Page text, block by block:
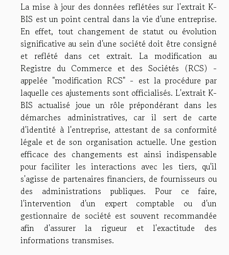
La mise à jour des données reflétées sur l'extrait K-
BIS est un point central dans la vie d'une entreprise.
En effet, tout changement de statut ou évolution
significative au sein d'une société doit être consigné
et reflété dans cet extrait. La modification au
Registre du Commerce et des Sociétés (RCS) -
appelée "modification RCS" - est la procédure par
laquelle ces ajustements sont officialisés. L'extrait K-
BIS actualisé joue un rôle prépondérant dans les
démarches administratives, car il sert de carte
d'identité à l'entreprise, attestant de sa conformité
légale et de son organisation actuelle. Une gestion
efficace des changements est ainsi indispensable
pour faciliter les interactions avec les tiers, qu'il
s'agisse de partenaires financiers, de fournisseurs ou
des administrations publiques. Pour ce faire,
l'intervention d'un expert comptable ou d'un
gestionnaire de société est souvent recommandée
afin d'assurer la rigueur et l'exactitude des
informations transmises.